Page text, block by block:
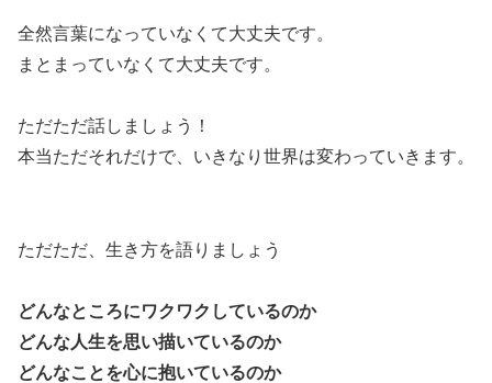
全然言葉になっていなくて大丈夫です。
まとまっていなくて大丈夫です。
ただただ話しましょう！
本当ただそれだけで、いきなり世界は変わっていきます。
ただただ、生き方を語りましょう
どんなところにワクワクしているのか
どんな人生を思い描いているのか
どんなことを心に抱いているのか